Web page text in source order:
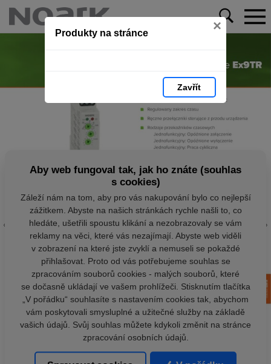
Produkty na stránce ×
Zavřít
Aby web fungoval tak, jak ho znáte (souhlas
s cookies)
Záleží nám na tom, aby pro vás nakupování bylo co nejlepší
zážitkem. Abyste na našich stránkách rychle našli to, co
hledáte, ušetřili spoustu klikání a nezobrazovaly se vám
reklamy na věci, které vás nezajímají. Abyste web viděli
v zobrazení na které jste zvyklí a nemuseli se pokaždé
přihlašovat. Proto od vás potřebujeme souhlas se
zpracováním souborů cookies - malých souborů, které
se dočasně ukládají ve vašem prohlížeči. Stisknutím tlačítka
„V pořádku“ souhlasíte s nastavením cookies tak, abychom
vám poskytovali smysluplné a užitečné služby na základě
vašich údajů. Svůj souhlas můžete kdykoli změnit na stránce
zpracování osobních údajů.